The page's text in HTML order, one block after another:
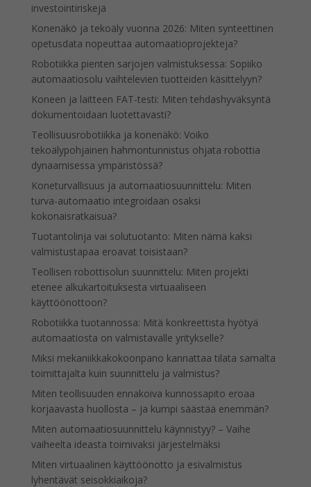
investointiriskejä
Konenäkö ja tekoäly vuonna 2026: Miten synteettinen
opetusdata nopeuttaa automaatioprojekteja?
Robotiikka pienten sarjojen valmistuksessa: Sopiiko
automaatiosolu vaihtelevien tuotteiden käsittelyyn?
Koneen ja laitteen FAT-testi: Miten tehdashyväksyntä
dokumentoidaan luotettavasti?
Teollisuusrobotiikka ja konenäkö: Voiko
tekoälypohjainen hahmontunnistus ohjata robottia
dynaamisessa ympäristössä?
Koneturvallisuus ja automaatiosuunnittelu: Miten
turva-automaatio integroidaan osaksi
kokonaisratkaisua?
Tuotantolinja vai solutuotanto: Miten nämä kaksi
valmistustapaa eroavat toisistaan?
Teollisen robottisolun suunnittelu: Miten projekti
etenee alkukartoituksesta virtuaaliseen
käyttöönottoon?
Robotiikka tuotannossa: Mitä konkreettista hyötyä
automaatiosta on valmistavalle yritykselle?
Miksi mekaniikkakokoonpano kannattaa tilata samalta
toimittajalta kuin suunnittelu ja valmistus?
Miten teollisuuden ennakoiva kunnossapito eroaa
korjaavasta huollosta – ja kumpi säästää enemmän?
Miten automaatiosuunnittelu käynnistyy? – Vaihe
vaiheelta ideasta toimivaksi järjestelmäksi
Miten virtuaalinen käyttöönotto ja esivalmistus
lyhentävät seisokkiaikoja?